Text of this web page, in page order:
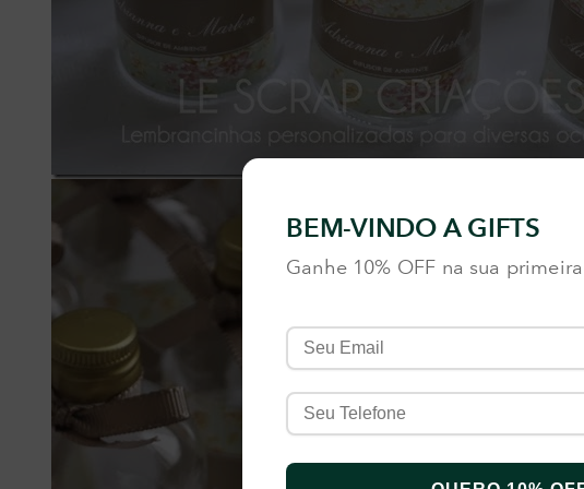
BEM-VINDO A GIFTS
Ganhe 10% OFF na sua